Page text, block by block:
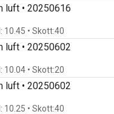
luft • 20250616
10.45 • Skott:40
luft • 20250602
10.04 • Skott:20
luft • 20250602
10.25 • Skott:40